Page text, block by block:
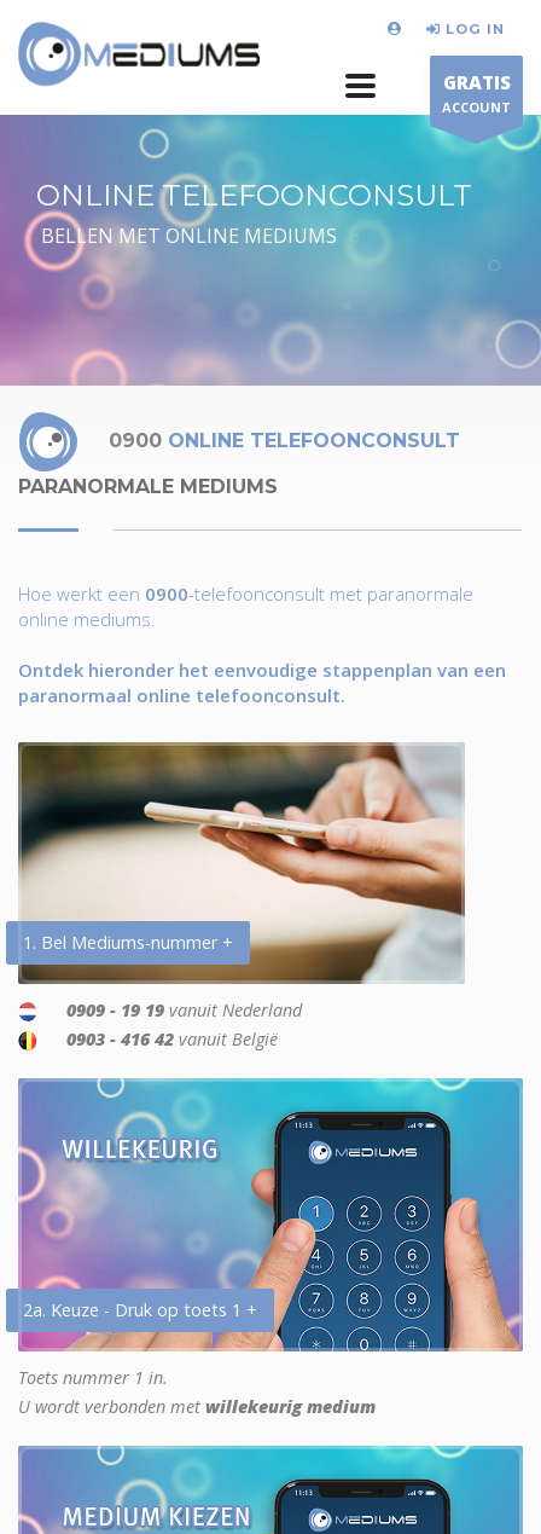
LOG IN
GRATIS
ACCOUNT
ONLINE TELEFOONCONSULT
BELLEN MET ONLINE MEDIUMS
0900 ONLINE TELEFOONCONSULT
PARANORMALE MEDIUMS
Hoe werkt een 0900-telefoonconsult met paranormale
online mediums.
Ontdek hieronder het eenvoudige stappenplan van een
paranormaal online telefoonconsult.
1. Bel Mediums-nummer +
0909 - 19 19 vanuit Nederland
0903 - 416 42 vanuit België
2a. Keuze - Druk op toets 1 +
Toets nummer 1 in.
U wordt verbonden met willekeurig medium